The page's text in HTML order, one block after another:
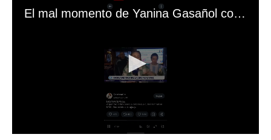
El mal momento de Yanina Gasañol con un hincha argentino en "Subrayado"